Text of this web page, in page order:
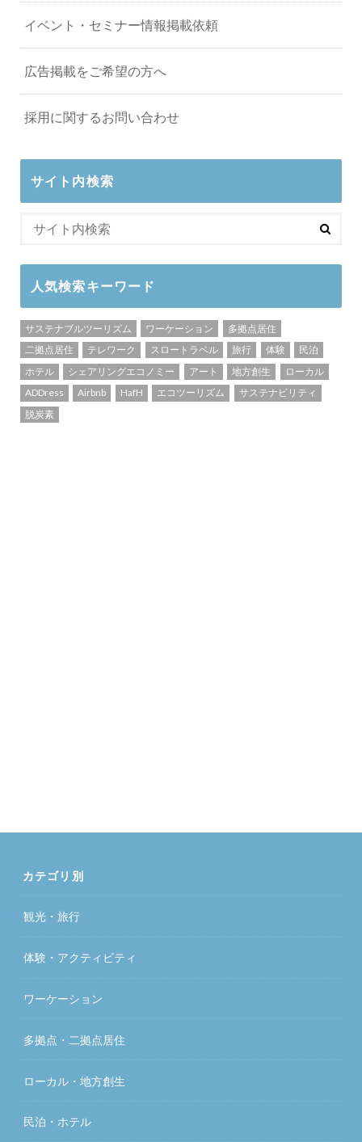
イベント・セミナー情報掲載依頼
広告掲載をご希望の方へ
採用に関するお問い合わせ
サイト内検索
人気検索キーワード
サステナブルツーリズム ワーケーション
多拠点居住
二拠点居住
テレワーク スロートラベル 旅行 体験
民泊
ホテル
シェアリングエコノミー アート 地方創生
ローカル
ADDress
Airbnb HafH エコツーリズム
サステナビリティ
脱炭素
カテゴリ別
観光・旅行
体験・アクティビティ
ワーケーション
多拠点・二拠点居住
ローカル・地方創生
民泊・ホテル